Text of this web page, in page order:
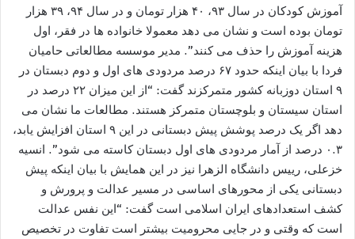
آموزش کودکان در سال ۹۳، ۴۰ هزار تومان و در سال ۹۴، ۳۹ هزار
تومان بوده است و نشان می دهد معمولا خانواده ها در فقر، اول
هزینه آموزش را حذف می کنند”. مدیر موسسه مطالعاتی حامیان
فردا با بیان اینکه حدود ۶۷ درصد مردودی های اول و دوم دبستان در
۹ استان دوزبانه کشور متمرکزند گفت: “از این میزان ۲۲ درصد در
استان سیستان و بلوچستان متمرکز هستند. مطالعات ما نشان می
دهد اگر یک درصد پوشش پیش دبستانی در این ۹ استان افزایش یابد،
۰.۳ درصد از آمار مردودی های اول دبستان کاسته می شود”. انسیه
خزعلی، رییس دانشگاه الزهرا نیز در این همایش با بیان اینکه پیش
دبستانی یکی از محورهای اساسی در مسیر عدالت و پرورش و
کشف استعدادهای ایران اسلامی است گفت: “این نفس عدالت
است که وقتی و در جایی محرومیت بیشتر است تفاوت در تخصیص